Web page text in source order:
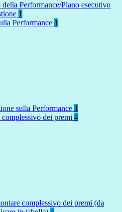
della Performance/Piano esecutivo
1
Performance 1
sulla Performance 1
dei premi 4
complessivo dei premi (da